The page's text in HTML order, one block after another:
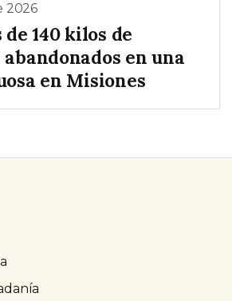
2026
140 kilos de
en una
en Misiones